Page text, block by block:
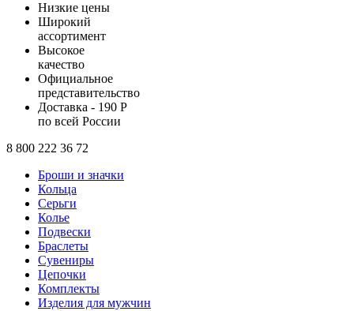
Низкие цены
Широкий
ассортимент
Высокое
качество
Официальное
представительство
Доставка - 190 Р
по всей России
8 800 222 36 72
Броши и значки
Кольца
Серьги
Колье
Подвески
Браслеты
Сувениры
Цепочки
Комплекты
Изделия для мужчин